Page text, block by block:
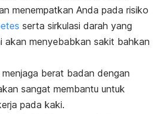
menempatkan Anda pada risiko
serta sirkulasi darah yang
akan menyebabkan sakit bahkan
berat badan dengan
sangat membantu untuk
pada kaki.